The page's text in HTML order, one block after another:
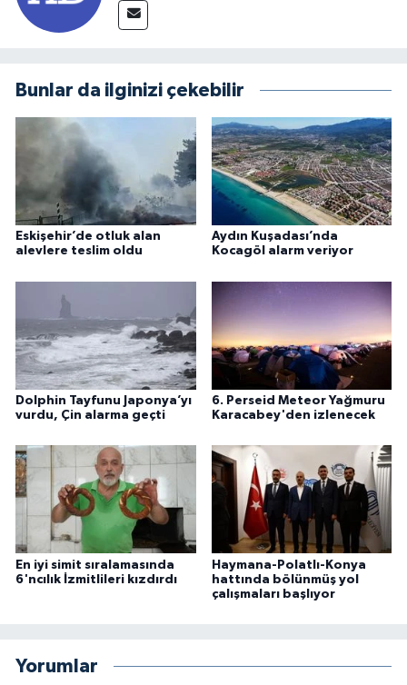
Bunlar da ilginizi çekebilir
Eskişehir’de otluk alan
alevlere teslim oldu
Aydın Kuşadası’nda
Kocagöl alarm veriyor
Dolphin Tayfunu Japonya’yı
vurdu, Çin alarma geçti
6. Perseid Meteor Yağmuru
Karacabey'den izlenecek
En iyi simit sıralamasında
6'ncılık İzmitlileri kızdırdı
Haymana-Polatlı-Konya
hattında bölünmüş yol
çalışmaları başlıyor
Yorumlar